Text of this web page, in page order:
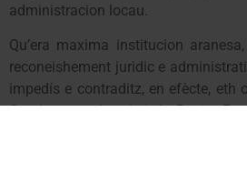
administracion locau.
Qu’era maxima institucion
reconeishement juridic e
impedís e contraditz, en efècte, eth
Catalunya e dera Lei de Regim